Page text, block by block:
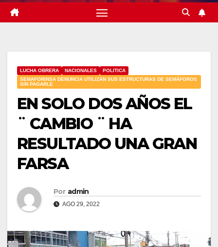
LUCHA OBRERA NACIONALES
POLITICA
SEMAFORINSA DENUNCIA UTILIZAN SUS ESTRUCTURAS DE SEMÁFOROS
SIN PAGARLE
EN SOLO DOS AÑOS EL
¨ CAMBIO ¨ HA
RESULTADO UNA GRAN
FARSA
Por admin
AGO 29, 2022